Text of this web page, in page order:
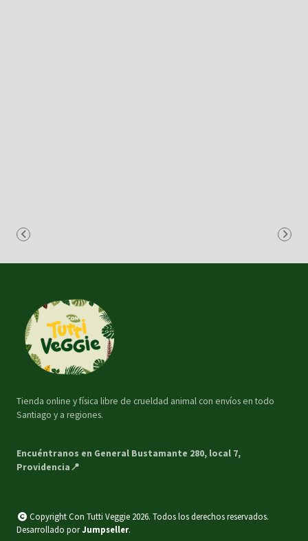
Tienda online y física libre de crueldad animal con envíos en todo
Santiago y a regiones.
Encuéntranos en General Bustamante 280, local 7,
Providencia📍
Copyright Con Tutti Veggie 2026. Todos los derechos reservados.
Desarrollado porJumpseller.